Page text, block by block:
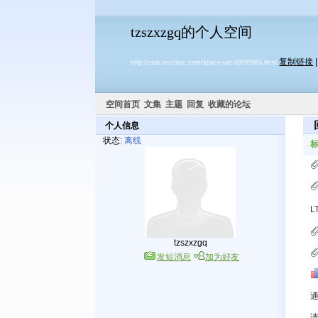
tzszxzgq的个人空间
http://club.mscbsc.com/space-uid-10095963.html 复制链接
空间首页 文集 主题 回复 收藏的论坛
个人信息
状态:离线
tzszxzgq
发短消息
加为好友